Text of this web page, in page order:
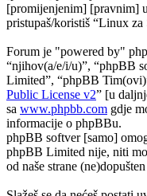
[promijenjenim] [pravnim]
pristupaš/koristiš “Linux za
Forum je "powered by"
“njihov(a/e/i/u)”, “phpBB
Limited”, “phpBB
Public License v2” [u
sa www.phpbb.com gdje
informacije o phpBBu.
phpBB softver [samo]
phpBB Limited nije, niti
od naše strane